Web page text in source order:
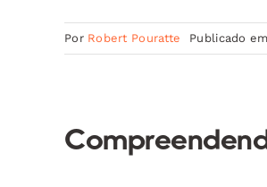
Por Robert Pouratte Publicado